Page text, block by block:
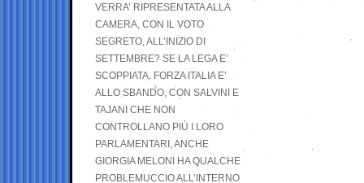
VERRA’ RIPRESENTATA ALLA
CAMERA, CON IL VOTO
SEGRETO, ALL’INIZIO DI
SETTEMBRE? SE LA LEGA E’
SCOPPIATA, FORZA ITALIA E’
ALLO SBANDO, CON SALVINI E
TAJANI CHE NON
CONTROLLANO PIÙ I LORO
PARLAMENTARI, ANCHE
GIORGIA MELONI HA QUALCHE
PROBLEMUCCIO ALL’INTERNO